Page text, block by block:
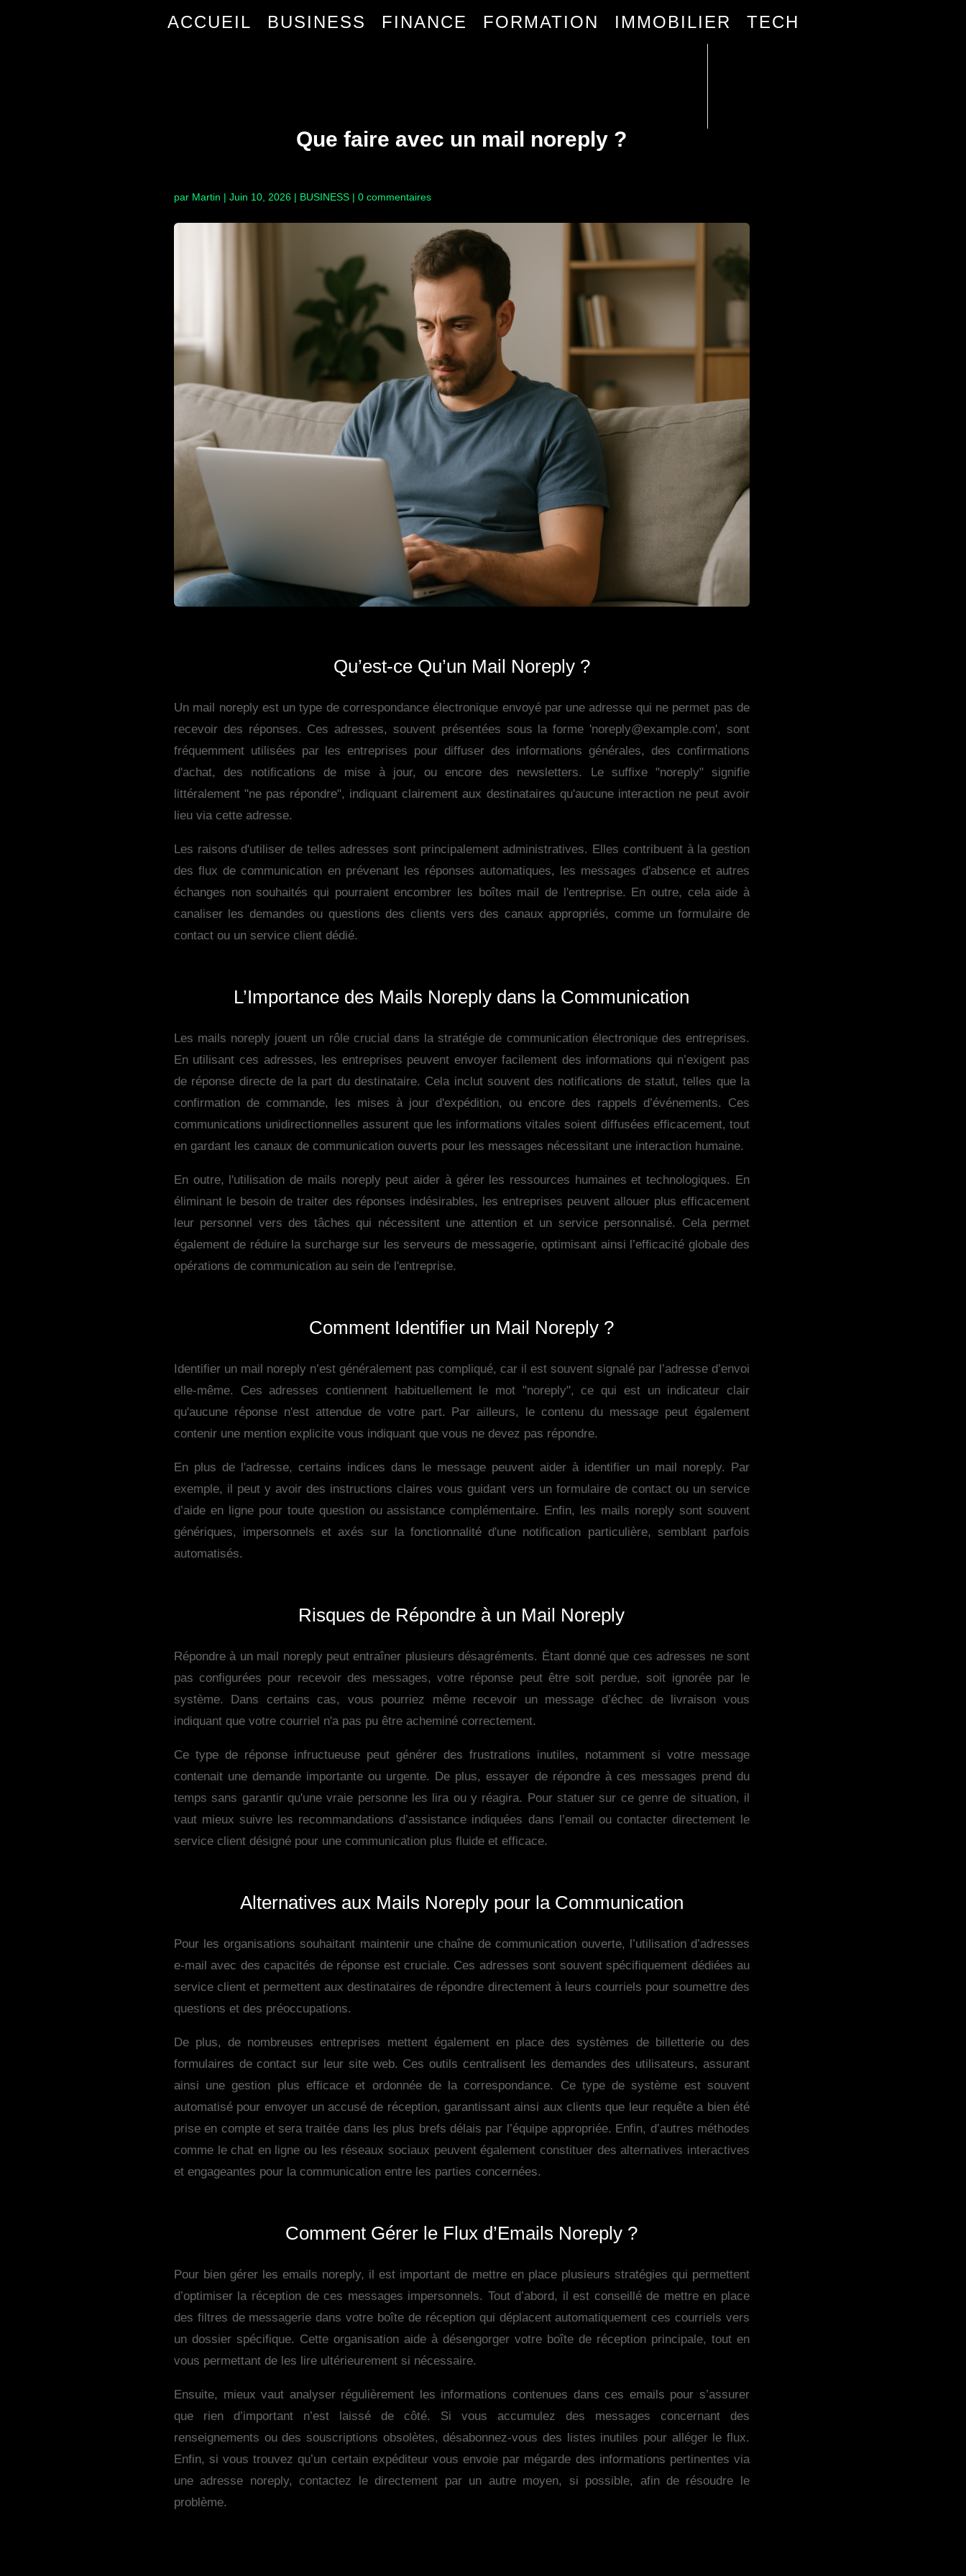
ACCUEIL BUSINESS FINANCE FORMATION IMMOBILIER TECH
Que faire avec un mail noreply ?
par Martin | Juin 10, 2026| BUSINESS| 0 commentaires
Qu’est-ce Qu’un Mail Noreply ?
Un mail noreply est un type de correspondance électronique envoyé par une adresse qui ne permet pas de
recevoir des réponses. Ces adresses, souvent présentées sous la forme 'noreply@example.com', sont
fréquemment utilisées par les entreprises pour diffuser des informations générales, des confirmations
d'achat, des notifications de mise à jour, ou encore des newsletters. Le suffixe "noreply" signifie
littéralement "ne pas répondre", indiquant clairement aux destinataires qu'aucune interaction ne peut avoir
lieu via cette adresse.
Les raisons d'utiliser de telles adresses sont principalement administratives. Elles contribuent à la gestion
des flux de communication en prévenant les réponses automatiques, les messages d'absence et autres
échanges non souhaités qui pourraient encombrer les boîtes mail de l'entreprise. En outre, cela aide à
canaliser les demandes ou questions des clients vers des canaux appropriés, comme un formulaire de
contact ou un service client dédié.
L’Importance des Mails Noreply dans la Communication
Les mails noreply jouent un rôle crucial dans la stratégie de communication électronique des entreprises.
En utilisant ces adresses, les entreprises peuvent envoyer facilement des informations qui n’exigent pas
de réponse directe de la part du destinataire. Cela inclut souvent des notifications de statut, telles que la
confirmation de commande, les mises à jour d'expédition, ou encore des rappels d’événements. Ces
communications unidirectionnelles assurent que les informations vitales soient diffusées efficacement, tout
en gardant les canaux de communication ouverts pour les messages nécessitant une interaction humaine.
En outre, l'utilisation de mails noreply peut aider à gérer les ressources humaines et technologiques. En
éliminant le besoin de traiter des réponses indésirables, les entreprises peuvent allouer plus efficacement
leur personnel vers des tâches qui nécessitent une attention et un service personnalisé. Cela permet
également de réduire la surcharge sur les serveurs de messagerie, optimisant ainsi l’efficacité globale des
opérations de communication au sein de l'entreprise.
Comment Identifier un Mail Noreply ?
Identifier un mail noreply n’est généralement pas compliqué, car il est souvent signalé par l’adresse d’envoi
elle-même. Ces adresses contiennent habituellement le mot "noreply", ce qui est un indicateur clair
qu'aucune réponse n'est attendue de votre part. Par ailleurs, le contenu du message peut également
contenir une mention explicite vous indiquant que vous ne devez pas répondre.
En plus de l'adresse, certains indices dans le message peuvent aider à identifier un mail noreply. Par
exemple, il peut y avoir des instructions claires vous guidant vers un formulaire de contact ou un service
d’aide en ligne pour toute question ou assistance complémentaire. Enfin, les mails noreply sont souvent
génériques, impersonnels et axés sur la fonctionnalité d'une notification particulière, semblant parfois
automatisés.
Risques de Répondre à un Mail Noreply
Répondre à un mail noreply peut entraîner plusieurs désagréments. Étant donné que ces adresses ne sont
pas configurées pour recevoir des messages, votre réponse peut être soit perdue, soit ignorée par le
système. Dans certains cas, vous pourriez même recevoir un message d’échec de livraison vous
indiquant que votre courriel n'a pas pu être acheminé correctement.
Ce type de réponse infructueuse peut générer des frustrations inutiles, notamment si votre message
contenait une demande importante ou urgente. De plus, essayer de répondre à ces messages prend du
temps sans garantir qu'une vraie personne les lira ou y réagira. Pour statuer sur ce genre de situation, il
vaut mieux suivre les recommandations d’assistance indiquées dans l’email ou contacter directement le
service client désigné pour une communication plus fluide et efficace.
Alternatives aux Mails Noreply pour la Communication
Pour les organisations souhaitant maintenir une chaîne de communication ouverte, l’utilisation d’adresses
e-mail avec des capacités de réponse est cruciale. Ces adresses sont souvent spécifiquement dédiées au
service client et permettent aux destinataires de répondre directement à leurs courriels pour soumettre des
questions et des préoccupations.
De plus, de nombreuses entreprises mettent également en place des systèmes de billetterie ou des
formulaires de contact sur leur site web. Ces outils centralisent les demandes des utilisateurs, assurant
ainsi une gestion plus efficace et ordonnée de la correspondance. Ce type de système est souvent
automatisé pour envoyer un accusé de réception, garantissant ainsi aux clients que leur requête a bien été
prise en compte et sera traitée dans les plus brefs délais par l’équipe appropriée. Enfin, d’autres méthodes
comme le chat en ligne ou les réseaux sociaux peuvent également constituer des alternatives interactives
et engageantes pour la communication entre les parties concernées.
Comment Gérer le Flux d’Emails Noreply ?
Pour bien gérer les emails noreply, il est important de mettre en place plusieurs stratégies qui permettent
d’optimiser la réception de ces messages impersonnels. Tout d’abord, il est conseillé de mettre en place
des filtres de messagerie dans votre boîte de réception qui déplacent automatiquement ces courriels vers
un dossier spécifique. Cette organisation aide à désengorger votre boîte de réception principale, tout en
vous permettant de les lire ultérieurement si nécessaire.
Ensuite, mieux vaut analyser régulièrement les informations contenues dans ces emails pour s’assurer
que rien d’important n’est laissé de côté. Si vous accumulez des messages concernant des
renseignements ou des souscriptions obsolètes, désabonnez-vous des listes inutiles pour alléger le flux.
Enfin, si vous trouvez qu’un certain expéditeur vous envoie par mégarde des informations pertinentes via
une adresse noreply, contactez le directement par un autre moyen, si possible, afin de résoudre le
problème.